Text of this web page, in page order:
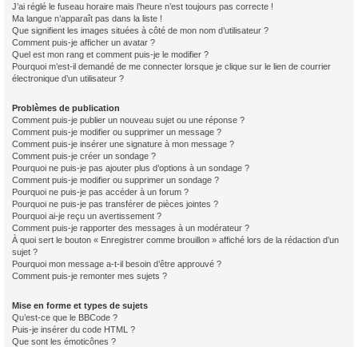
J’ai réglé le fuseau horaire mais l’heure n’est toujours pas correcte !
Ma langue n’apparaît pas dans la liste !
Que signifient les images situées à côté de mon nom d’utilisateur ?
Comment puis-je afficher un avatar ?
Quel est mon rang et comment puis-je le modifier ?
Pourquoi m’est-il demandé de me connecter lorsque je clique sur le lien de courrier
électronique d’un utilisateur ?
Problèmes de publication
Comment puis-je publier un nouveau sujet ou une réponse ?
Comment puis-je modifier ou supprimer un message ?
Comment puis-je insérer une signature à mon message ?
Comment puis-je créer un sondage ?
Pourquoi ne puis-je pas ajouter plus d’options à un sondage ?
Comment puis-je modifier ou supprimer un sondage ?
Pourquoi ne puis-je pas accéder à un forum ?
Pourquoi ne puis-je pas transférer de pièces jointes ?
Pourquoi ai-je reçu un avertissement ?
Comment puis-je rapporter des messages à un modérateur ?
À quoi sert le bouton « Enregistrer comme brouillon » affiché lors de la rédaction d’un
sujet ?
Pourquoi mon message a-t-il besoin d’être approuvé ?
Comment puis-je remonter mes sujets ?
Mise en forme et types de sujets
Qu’est-ce que le BBCode ?
Puis-je insérer du code HTML ?
Que sont les émoticônes ?